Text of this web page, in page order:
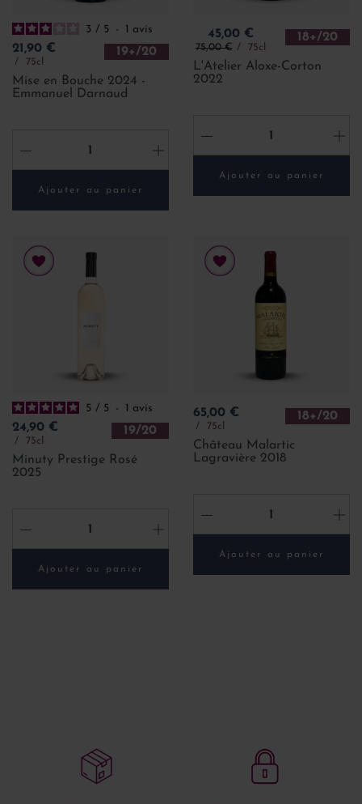
3 / 5 - 1 avis
Prix
21,90 €
75cl
19+/20
Mise en Bouche 2024 -
Emmanuel Darnaud
- +
Ajouter au panier
Prix
45,00 €
Prix de base
75,00 € 75cl
18+/20
L'Atelier Aloxe-Corton
2022
- +
Ajouter au panier
5 / 5 - 1 avis
Prix
24,90 €
75cl
19/20
Minuty Prestige Rosé
2025
- +
Ajouter au panier
Prix
65,00 €
75cl
18+/20
Château Malartic
Lagravière 2018
- +
Ajouter au panier